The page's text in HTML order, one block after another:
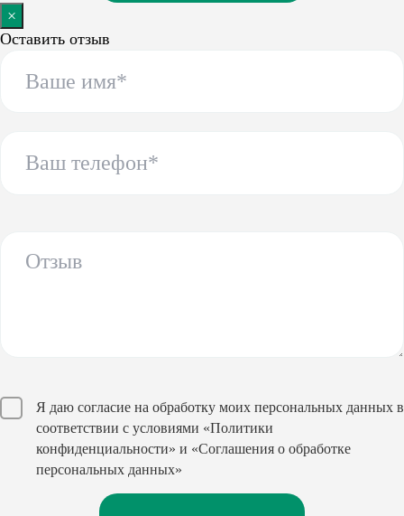
×
Оставить отзыв
Я даю согласие на обработку моих персональных данных в
соответствии с условиями «Политики
конфиденциальности» и «Соглашения о обработке
персональных данных»